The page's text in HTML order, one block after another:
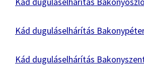
Kád duguláselhárítás
Kád duguláselhárítás